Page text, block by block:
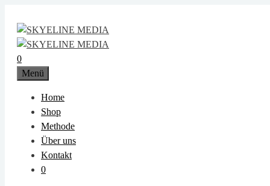
Inhalt
springen
0
Menü
Home
Shop
Methode
Über uns
Kontakt
0